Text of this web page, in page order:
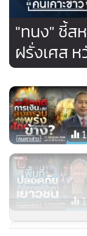
วันที่ 19 ก.ค.นี้ ก็
เป็นเพื่อไทย วันที่
ก็ยังมีแคนดิเดตอี
โหวตคงดีขึ้น แต่ถ้
ยกเว้นเพื่อไทยสลั
ไทยได้เป็นนายกฯ
หรือถ้าหากเดินเกม
ประมาณจะไม่ผ่าน
พรรค แต่เป็นควา
รศ.พรชัยกล่าวอีก
แล้ว รู้ว่าไปกับก้าว
"ทนง" ชี้ส
ฝรั่งเศส